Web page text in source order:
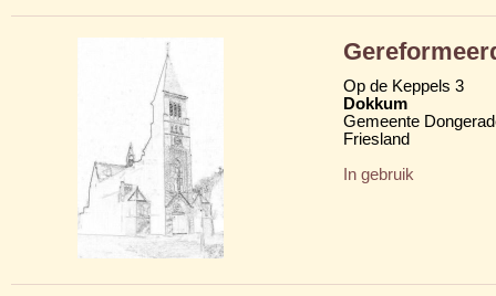
Op de Keppels 3
Dokkum
Gemeente
Friesland
In gebruik